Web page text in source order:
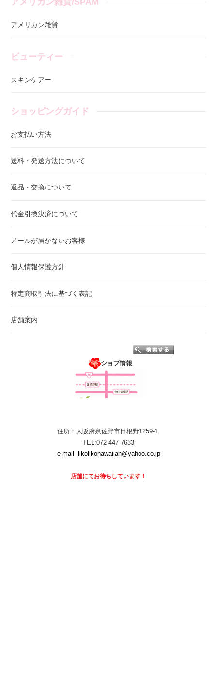
アメリカン雑貨/SPAM
アメリカン雑貨
ビューティー
スキンケアー
ショッピングガイド
お支払い方法
送料・発送方法について
返品・交換について
代金引換決済について
メールが届かないお客様
個人情報保護方針
特定商取引法に基づく表記
店舗案内
ショプ情報
住所：大阪府泉佐野市日根野1259-1
TEL:072-447-7633
e-mail
likolikohawaiian@yahoo.co.jp
店舗にてお待ちしています！